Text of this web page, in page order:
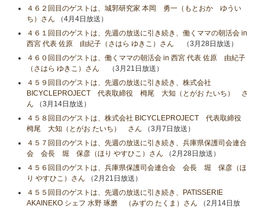
４６２回目のゲストは、城郭研究家 本岡 勇一（もとおか ゆうい
ち）さん （4月4日放送）
４６１回目のゲストは、先週の放送に引き続き、働くママの朝活会 in
西宮 代表 佐原 由紀子（さはら ゆきこ）さん
（3月28日放送）
４６０回目のゲストは、働くママの朝活会 in 西宮 代表 佐原 由紀子
（さはら ゆきこ）さん
（3月21日放送）
４５９回目のゲストは、先週の放送に引き続き、株式会社
BICYCLEPROJECT 代表取締役 栂尾 大知（とがお たいち） さ
ん （3月14日放送）
４５８回目のゲストは、株式会社 BICYCLEPROJECT 代表取締役
栂尾 大知（とがお たいち） さん （3月7日放送）
４５７回目のゲストは、先週の放送に引き続き、兵庫県保護司会連合
会 会長 堀 保彦（ほり やすひこ）さん （2月28日放送）
４５６回目のゲストは、兵庫県保護司会連合会 会長 堀 保彦（ほ
り やすひこ）さん （2月21日放送）
４５５回目のゲストは、先週の放送に引き続き、PATISSERIE
AKAINEKO シェフ 水野 琢磨 （みずの たくま）さん （2月14日放